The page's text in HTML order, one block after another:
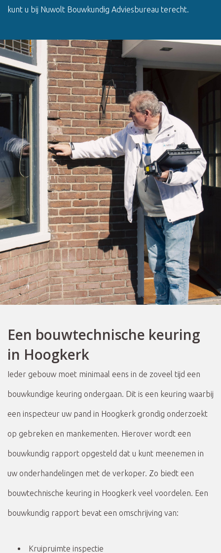
kunt u bij Nuwolt Bouwkundig Adviesbureau terecht.
Een bouwtechnische keuring
in Hoogkerk
Ieder gebouw moet minimaal eens in de zoveel tijd een
bouwkundige keuring ondergaan. Dit is een keuring waarbij
een inspecteur uw pand in Hoogkerk grondig onderzoekt
op gebreken en mankementen. Hierover wordt een
bouwkundig rapport opgesteld dat u kunt meenemen in
uw onderhandelingen met de verkoper. Zo biedt een
bouwtechnische keuring in Hoogkerk veel voordelen. Een
bouwkundig rapport bevat een omschrijving van:
Kruipruimte inspectie